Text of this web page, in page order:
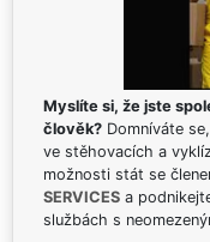
Myslíte si, že jste
člověk? Domníváte
ve stěhovacích a
možnosti stát se
SERVICES a
službách s